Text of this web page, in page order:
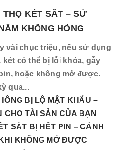
THỌ KÉT SẮT – SỬ
KHÔNG HỎNG
vài chục triệu, nếu sử dụng
két có thể bị lỗi khóa, gẫy
hoặc không mở được.
qua...
BỊ LỘ MẬT KHẨU –
CHO TÀI SẢN CỦA BẠN
SẮT BỊ HẾT PIN – CẢNH
KHÔNG MỞ ĐƯỢC